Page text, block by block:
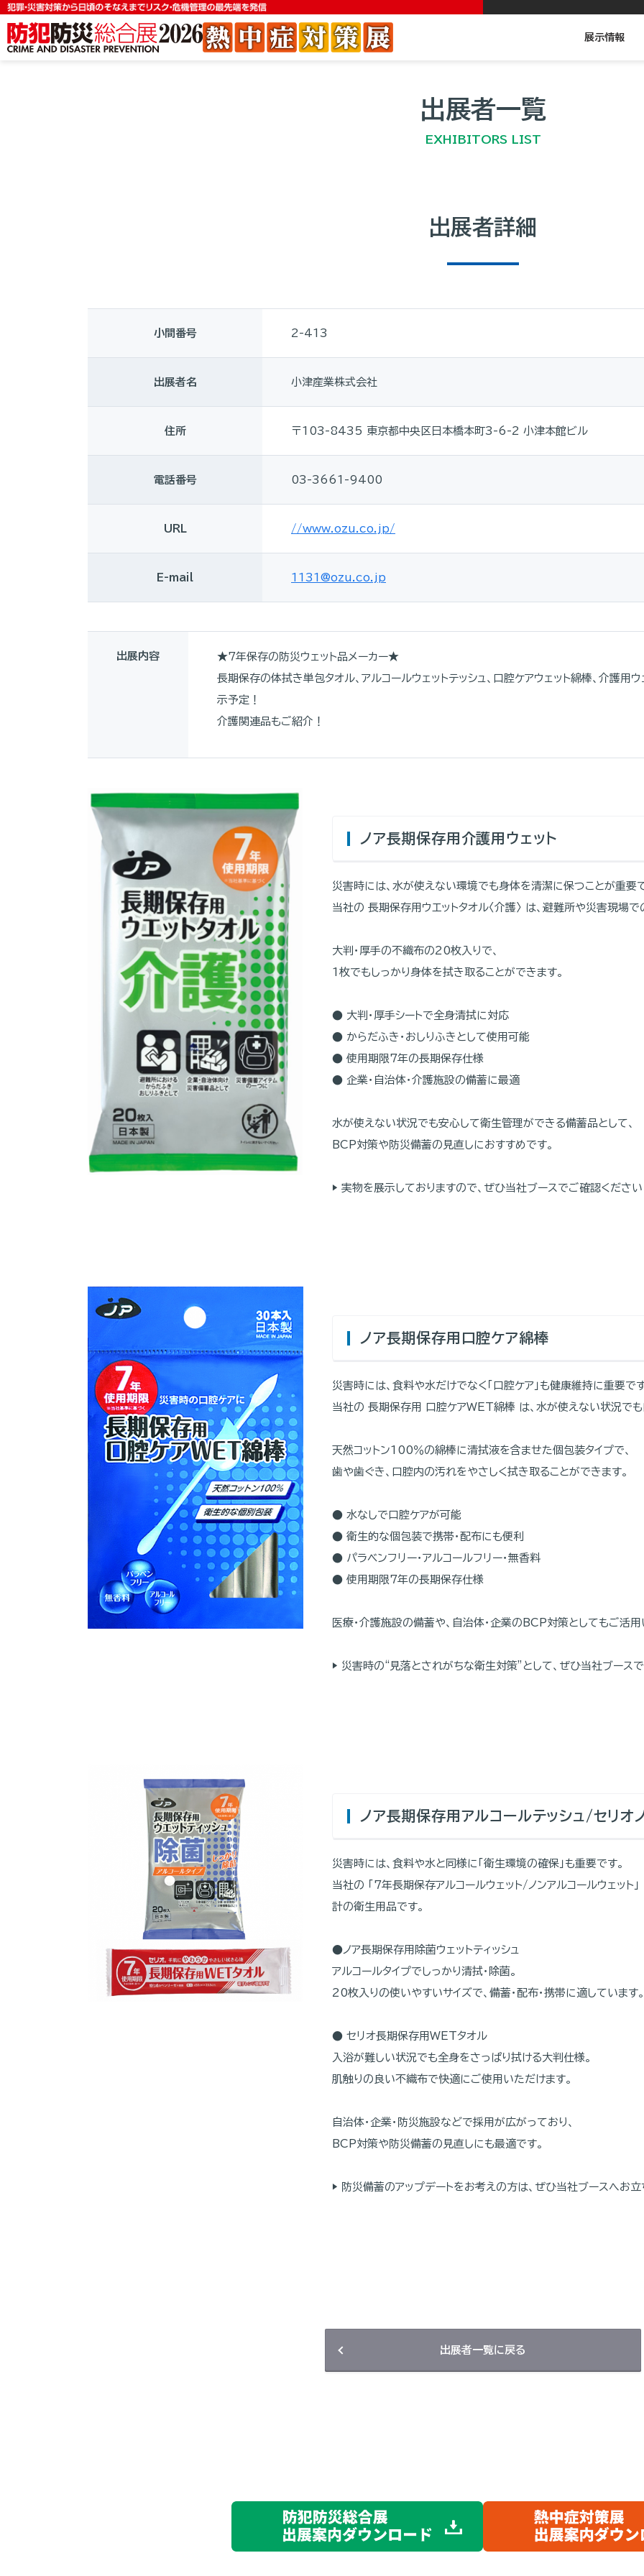
展示情報
出展者一覧
EXHIBITORS LIST
出展者詳細
小間番号 2-413
出展者名 小津産業株式会社
住所 〒103-8435 東京都中央区日本橋本町3-6-2 小津本館ビル
電話番号 03-3661-9400
URL //www.ozu.co.jp/
E-mail 1131@ozu.co.jp
出展内容
★7年保存の防災ウェット品メーカー★
長期保存の体拭き単包タオル、アルコールウェットテッシュ、口腔ケアウェット綿棒、介護用
示予定！
介護関連品もご紹介！
ノア長期保存用介護用ウェット
災害時には、水が使えない環境でも身体を清潔に保つことが重要で
当社の 長期保存用ウエットタオル〈介護〉 は、避難所や災害現場
大判・厚手の不織布の20枚入りで、
1枚でもしっかり身体を拭き取ることができます。
● 大判・厚手シートで全身清拭に対応
● からだふき・おしりふきとして使用可能
● 使用期限7年の長期保存仕様
● 企業・自治体・介護施設の備蓄に最適
水が使えない状況でも安心して衛生管理ができる備蓄品として、
BCP対策や防災備蓄の見直しにおすすめです。
▶ 実物を展示しておりますので、ぜひ当社ブースでご確認くださ
ノア長期保存用口腔ケア綿棒
災害時には、食料や水だけでなく「口腔ケア」も健康維持に重要です
当社の 長期保存用 口腔ケアWET綿棒 は、水が使えない状況でも
天然コットン100％の綿棒に清拭液を含ませた個包装タイプで、
歯や歯ぐき、口腔内の汚れをやさしく拭き取ることができます。
● 水なしで口腔ケアが可能
● 衛生的な個包装で携帯・配布にも便利
● パラベンフリー・アルコールフリー・無香料
● 使用期限7年の長期保存仕様
医療・介護施設の備蓄や、自治体・企業のBCP対策としてもご活用
▶ 災害時の“見落とされがちな衛生対策”として、ぜひ当社ブース
ノア長期保存用アルコールテッシュ/セリオ
災害時には、食料や水と同様に「衛生環境の確保」も重要です。
当社の 「7年長期保存アルコールウェット/ノンアルコールウェット
計の衛生用品です。
●ノア長期保存用除菌ウェットティッシュ
アルコールタイプでしっかり清拭・除菌。
20枚入りの使いやすいサイズで、備蓄・配布・携帯に適しています。
● セリオ長期保存用WETタオル
入浴が難しい状況でも全身をさっぱり拭ける大判仕様。
肌触りの良い不織布で快適にご使用いただけます。
自治体・企業・防災施設などで採用が広がっており、
BCP対策や防災備蓄の見直しにも最適です。
▶ 防災備蓄のアップデートをお考えの方は、ぜひ当社ブースへお
出展者一覧に戻る